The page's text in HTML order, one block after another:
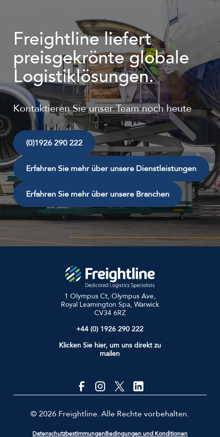
Freightline liefert
preisgekrönte globale
Logistiklösungen.
Kontaktieren Sie unser Team noch heute
(0)1926 290 222
Erfahren Sie mehr über unsere Dienstleistungen
Erfahren Sie mehr über unsere Branchen
1 Olympus Ct, Olympus Ave,
Royal Leamington Spa, Warwick
CV34 6RZ
+44 (0) 1926 290 222
Klicken Sie hier, um uns direkt zu
mailen
© 2026 Freightline. Alle Rechte vorbehalten.
DatenschutzbestimmungenBedingungen und Konditionen